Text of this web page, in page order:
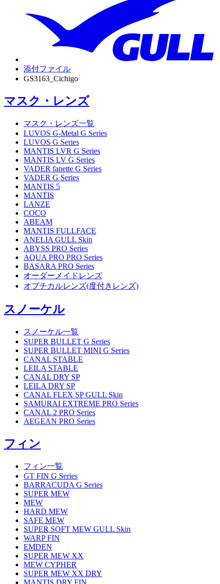
添付ファイル
GS3163_Cichigo
マスク・レンズ
マスク・レンズ一覧
LUVOS G-Metal G Series
LUVOS G Series
MANTIS LVR G Series
MANTIS LV G Series
VADER fanette G Series
VADER G Series
MANTIS 5
MANTIS
LANZE
COCO
ABEAM
MANTIS FULLFACE
ANELIA GULL Skin
ABYSS PRO Series
AQUA PRO PRO Series
BASARA PRO Series
オーダーメイドレンズ
オプチカルレンズ(度付きレンズ)
スノーケル
スノーケル一覧
SUPER BULLET G Series
SUPER BULLET MINI G Series
CANAL STABLE
LEILA STABLE
CANAL DRY SP
LEILA DRY SP
CANAL FLEX SP GULL Skin
SAMURAI EXTREME PRO Series
CANAL 2 PRO Series
AEGEAN PRO Series
フィン
フィン一覧
GT FIN G Series
BARRACUDA G Series
SUPER MEW
MEW
HARD MEW
SAFE MEW
SUPER SOFT MEW GULL Skin
WARP FIN
EMDEN
SUPER MEW XX
MEW CYPHER
SUPER MEW XX DRY
MANTIS DRY FIN